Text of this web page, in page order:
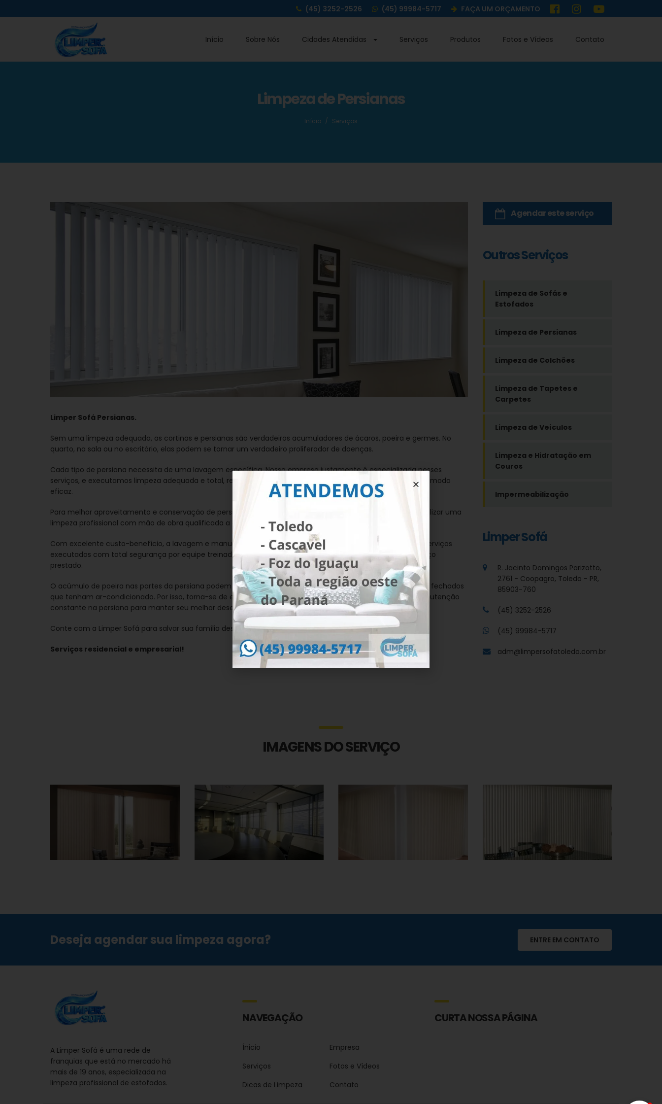
(45) 3252-2526 (45) 99984-5717 FAÇA UM ORÇAMENTO
Início Sobre Nós Cidades Atendidas Serviços Produtos Fotos e Vídeos Contato
Limpeza de Persianas
Início Serviços
Limper Sofá Persianas.
Sem uma limpeza adequada, as cortinas e persianas são verdadeiros acumuladores de ácaros, poeira e germes. No
quarto, na sala ou no escritório, elas podem se tornar um verdadeiro proliferador de doenças.
Cada tipo de persiana necessita de uma lavagem específica. Nossa empresa justamente é especializada nesses
serviços, e executamos limpeza adequada e total, removendo sujeiras e manchas sempre que possível, e de modo
eficaz.
Para melhor aproveitamento e conservação de persianas, além de evitar acúmulo de poluentes, o ideal é realizar uma
limpeza profissional com mão de obra qualificada a cada seis meses.
Com excelente custo-benefício, a lavagem e manutenção de persianas em Toledo, Cascavel e região são serviços
executados com total segurança por equipe treinada e qualificada que oferece agilidade e garantia no serviço
prestado.
O acúmulo de poeira nas partes da persiana podem causar problemas de saúde, em especial em ambientes fechados
que tenham ar-condicionado. Por isso, torna-se de extrema importância a realização de uma limpeza e manutenção
constante na persiana para manter seu melhor desempenho.
Conte com a Limper Sofá para salvar sua família desse mal!
Serviços residencial e empresarial!
Agendar este serviço
Outros Serviços
Limpeza de Sofás e
Estofados
Limpeza de Persianas
Limpeza de Colchões
Limpeza de Tapetes e
Carpetes
Limpeza de Veículos
Limpeza e Hidratação em
Couros
Impermeabilização
Limper Sofá
R. Jacinto Domingos Parizotto,
2761 - Coopagro, Toledo - PR,
85903-760
(45) 3252-2526
(45) 99984-5717
adm@limpersofatoledo.com.br
IMAGENS DO SERVIÇO
Deseja agendar sua limpeza agora? ENTRE EM CONTATO
A Limper Sofá é uma rede de
franquias que está no mercado há
mais de 19 anos, especializada na
limpeza profissional de estofados.
NAVEGAÇÃO
Ínicio
Empresa
Serviços
Fotos e Vídeos
Dicas de Limpeza
Contato
CURTA NOSSA PÁGINA
Online